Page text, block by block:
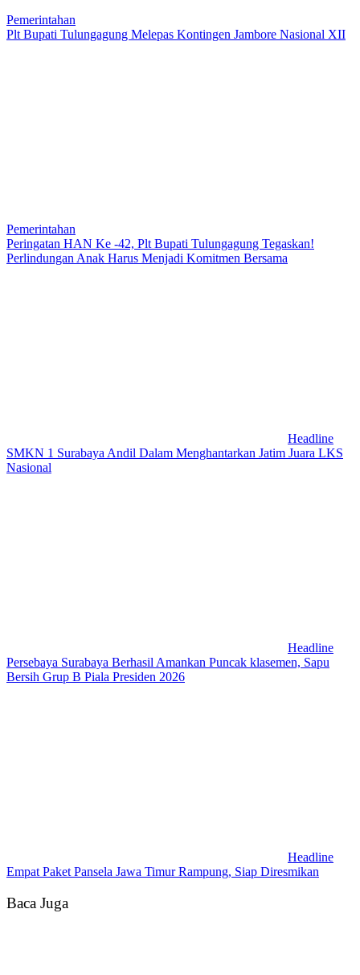
Pemerintahan
Plt Bupati Tulungagung Melepas Kontingen Jambore Nasional XII
Pemerintahan
Peringatan HAN Ke -42, Plt Bupati Tulungagung Tegaskan!
Perlindungan Anak Harus Menjadi Komitmen Bersama
Headline
SMKN 1 Surabaya Andil Dalam Menghantarkan Jatim Juara LKS
Nasional
Headline
Persebaya Surabaya Berhasil Amankan Puncak klasemen, Sapu
Bersih Grup B Piala Presiden 2026
Headline
Empat Paket Pansela Jawa Timur Rampung, Siap Diresmikan
Baca Juga